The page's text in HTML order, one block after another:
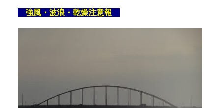
強風・波浪・乾燥注意報